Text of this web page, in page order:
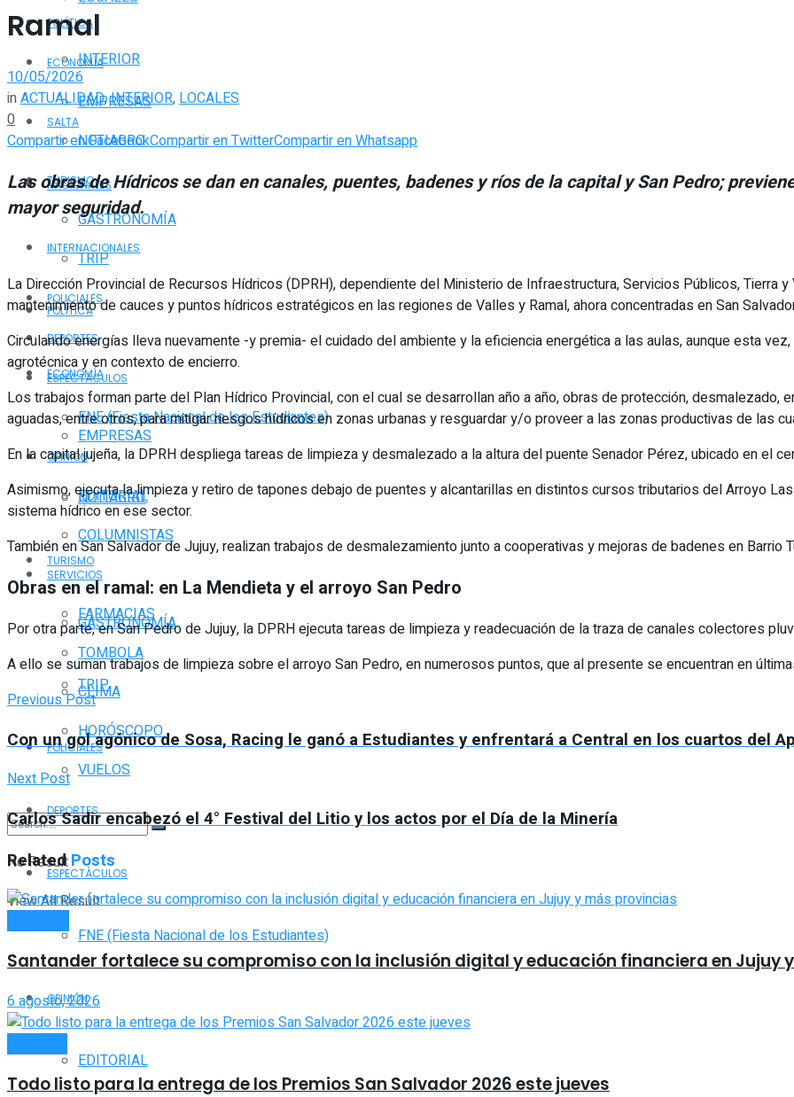
POLÍTICA
ECONOMÍA
EMPRESAS
NOTIAGRO
TURISMO
GASTRONOMÍA
TRIP
POLICIALES
DEPORTES
ESPECTÁCULOS
FNE (Fiesta Nacional de los Estudiantes)
OPINIÓN
EDITORIAL
COLUMNISTAS
SERVICIOS
FARMACIAS
TOMBOLA
CLIMA
HORÓSCOPO
VUELOS
No Result
View All Result
INTERIOR
SALTA
NACIONALES
INTERNACIONALES
POLÍTICA
ECONOMÍA
EMPRESAS
NOTIAGRO
TURISMO
GASTRONOMÍA
TRIP
POLICIALES
DEPORTES
ESPECTÁCULOS
FNE (Fiesta Nacional de los Estudiantes)
OPINIÓN
EDITORIAL
Ramal
10/05/2026
inACTUALIDAD,INTERIOR,LOCALES
0
Compartir en FacebookCompartir en TwitterCompartir en Whatsapp
Las obras de Hídricos se dan en canales, puentes, badenes y ríos de la capital y San Pedro;
mayor seguridad.
La Dirección Provincial de Recursos Hídricos (DPRH), dependiente del Ministerio de Infraestructura, Servicios Públicos, Tierra
mantenimiento de cauces y puntos hídricos estratégicos en las regiones de Valles y Ramal, ahora concentradas en San
Circulando energías lleva nuevamente -y premia- el cuidado del ambiente y la eficiencia energética a las aulas, aunque esta
agrotécnica y en contexto de encierro.
Los trabajos forman parte del Plan Hídrico Provincial, con el cual se desarrollan año a año, obras de protección,
aguadas, entre otros, para mitigar riesgos hídricos en zonas urbanas y resguardar y/o proveer a las zonas productivas de las
En la capital jujeña, la DPRH despliega tareas de limpieza y desmalezado a la altura del puente Senador Pérez, ubicado en el
Asimismo, ejecuta la limpieza y retiro de tapones debajo de puentes y alcantarillas en distintos cursos tributarios del Arroyo
sistema hídrico en ese sector.
También en San Salvador de Jujuy, realizan trabajos de desmalezamiento junto a cooperativas y mejoras de badenes en Barrio
Obras en el ramal: en La Mendieta y el arroyo San Pedro
Por otra parte, en San Pedro de Jujuy, la DPRH ejecuta tareas de limpieza y readecuación de la traza de canales colectores
A ello se suman trabajos de limpieza sobre el arroyo San Pedro, en numerosos puntos, que al presente se encuentran en
Previous Post
Con un gol agónico de Sosa, Racing le ganó a Estudiantes y enfrentará a Central en los cuartos del
Next Post
Carlos Sadir encabezó el 4° Festival del Litio y los actos por el Día de la Minería
RelatedPosts
Santander fortalece su compromiso con la inclusión digital y educación financiera en Jujuy
6 agosto, 2026
Todo listo para la entrega de los Premios San Salvador 2026 este jueves